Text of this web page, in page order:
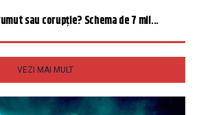
sau corupție? Schema de 7 mil...
VEZI MAI MULT